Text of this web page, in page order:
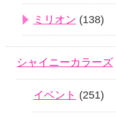
ミリオン (138)
シャイニーカラーズ
イベント (251)